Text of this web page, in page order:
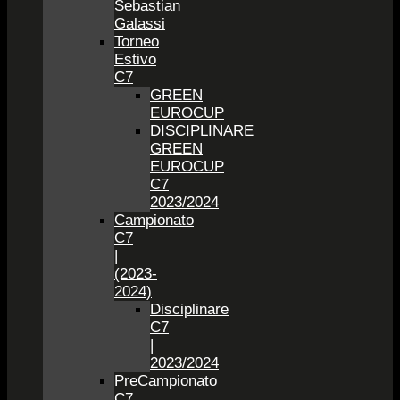
Sebastian
Galassi
Torneo
Estivo
C7
GREEN
EUROCUP
DISCIPLINARE
GREEN
EUROCUP
C7
2023/2024
Campionato
C7
|
(2023-
2024)
Disciplinare
C7
|
2023/2024
PreCampionato